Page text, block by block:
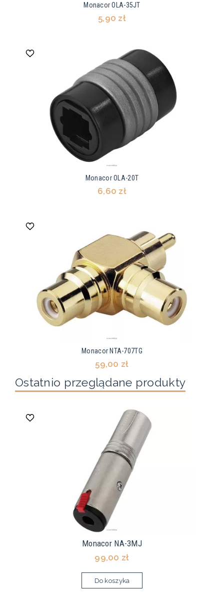
Monacor OLA-35JT
5,90 zł
Monacor OLA-20T
6,60 zł
Monacor NTA-707TG
59,00 zł
Ostatnio przeglądane produkty
Monacor NA-3MJ
99,00 zł
Do koszyka